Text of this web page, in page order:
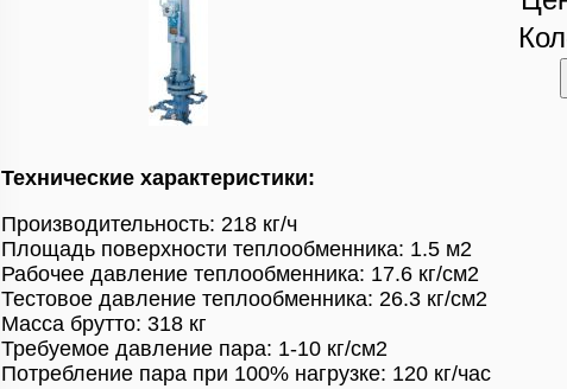
Технические характеристики:
Производительность: 218 кг/ч
Площадь поверхности теплообменника: 1.5 м2
Рабочее давление теплообменника: 17.6 кг/см2
Тестовое давление теплообменника: 26.3 кг/см2
Масса брутто: 318 кг
Требуемое давление пара: 1-10 кг/см2
Потребление пара при 100% нагрузке: 120 кг/час